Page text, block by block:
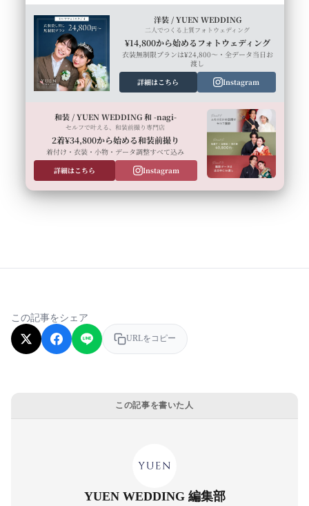
洋装 / YUEN WEDDING
二人でつくる上質フォトウェディング
¥14,800から始めるフォトウェディング
衣装無制限プランは¥24,800〜・全データ当日お
渡し
詳細はこちら
Instagram
和装 / YUEN WEDDING 和 -nagi-
セルフで叶える、和装前撮り専門店
2着¥34,800から始める和装前撮り
着付け・衣装・小物・データ調整すべて込み
詳細はこちら
Instagram
この記事をシェア
URLをコピー
この記事を書いた人
YUEN WEDDING 編集部